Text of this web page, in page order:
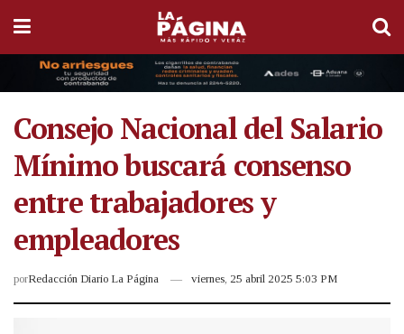
Consejo Nacional del Salario
Mínimo buscará consenso
entre trabajadores y
empleadores
porRedacción Diario La Página viernes, 25 abril 2025 5:03 PM